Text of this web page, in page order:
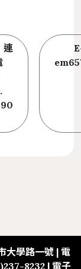
連
大學路一號 | 電
8232 | 電子